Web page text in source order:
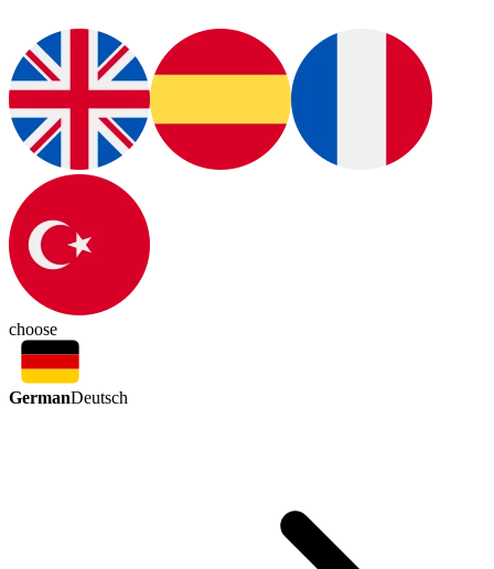
choose
GermanDeutsch